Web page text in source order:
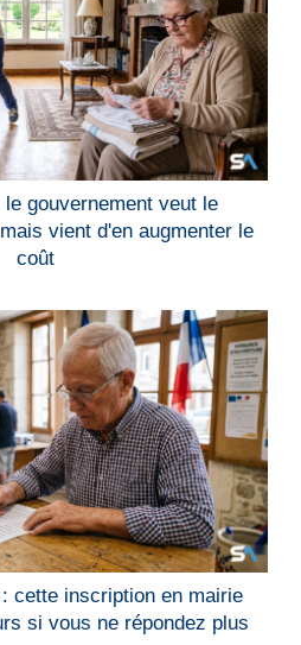
gouvernement veut le
vient d'en augmenter le
coût
cette inscription en mairie
si vous ne répondez plus